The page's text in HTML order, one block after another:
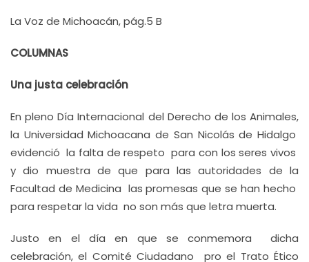
La Voz de Michoacán, pág.5 B
COLUMNAS
Una justa celebración
En pleno Día Internacional del Derecho de los Animales,
la Universidad Michoacana de San Nicolás de Hidalgo
evidenció la falta de respeto para con los seres vivos
y dio muestra de que para las autoridades de la
Facultad de Medicina las promesas que se han hecho
para respetar la vida no son más que letra muerta.
Justo en el día en que se conmemora dicha
celebración, el Comité Ciudadano pro el Trato Ético